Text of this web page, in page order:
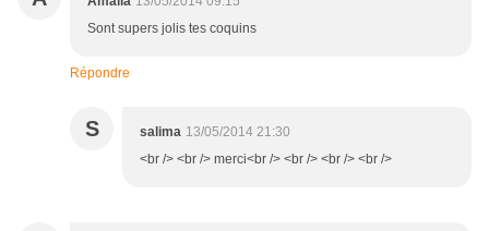
Sont supers jolis tes coquins
Répondre
S salima 13/05/2014 21:30
<br /> <br /> merci<br /> <br /> <br /> <br />